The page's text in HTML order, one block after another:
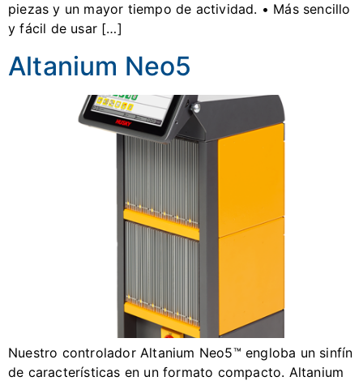
piezas y un mayor tiempo de actividad. • Más sencillo
y fácil de usar […]
Altanium Neo5
Nuestro controlador Altanium Neo5™ engloba un sinfín
de características en un formato compacto. Altanium